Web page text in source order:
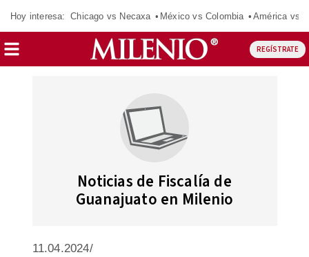
Hoy interesa: Chicago vs Necaxa México vs Colombia América vs
REGÍSTRATE
Noticias de Fiscalía de
Guanajuato en Milenio
11.04.2024/